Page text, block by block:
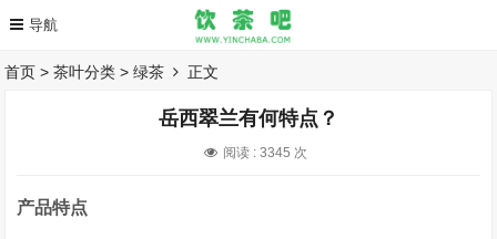
首页 >茶叶分类 >绿茶 正文
岳西翠兰有何特点？
阅读 :3345 次
产品特点